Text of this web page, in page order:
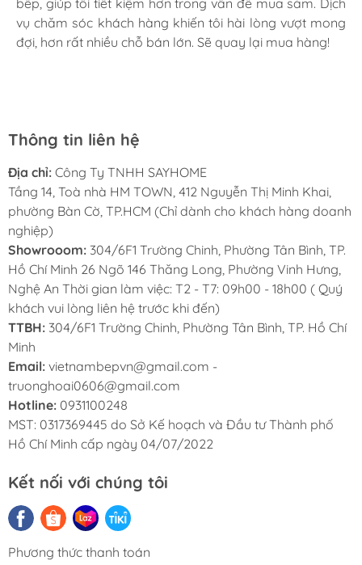
MUA MÁY HÚT MÙI CHÍNH HÃNG Ở ĐÂU?
Mua máy hút mùi chính hãng ở đâu luôn là câu
hỏi mà người tiêu dùng thắc mắc khi có ý định
mua một chiếc máy hút mùi chất lượng chính
hãngKocher. Hiện naySAYHOME- đại
diện phân phối Kocheruy tín với đội ngũ nhân
viên chuyên nghiệp, am hiểu về sản phẩm, đội ngũ
kỹ thuật lành nghề, có thể giải đáp mọi thắc mắc
cùng dịch vụ lắp đặt hậu mãi ân cần!
HOTLINE TƯ VẤN 24/7:
Mình rất mê cách nhân viên tư vấn, chăm sóc khách tận
tình, chu đáo tại Sayhome. Mình đã mua 2 máy rửa bát
cho mình và bố mẹ chồng,chất lượng ổn định. Ở đây có
bếp, giúp tôi tiết kiệm hơn trong vấn đề mua sắm. Dịch
vụ chăm sóc khách hàng khiến tôi hài lòng vượt mong
đợi, hơn rất nhiều chỗ bán lớn. Sẽ quay lại mua hàng!
Thông tin liên hệ
Địa chỉ: Công Ty TNHH SAYHOME
Tầng 14, Toà nhà HM TOWN, 412 Nguyễn Thị Minh Khai,
phường Bàn Cờ, TP.HCM (Chỉ dành cho khách hàng doanh
nghiệp)
Showrooom: 304/6F1 Trường Chinh, Phường Tân Bình, TP.
Hồ Chí Minh 26 Ngõ 146 Thăng Long, Phường Vinh Hưng,
Nghệ An Thời gian làm việc: T2 - T7: 09h00 - 18h00 ( Quý
khách vui lòng liên hệ trước khi đến)
TTBH: 304/6F1 Trường Chinh, Phường Tân Bình, TP. Hồ Chí
Minh
Email: vietnambepvn@gmail.com -
truonghoai0606@gmail.com
Hotline: 0931100248
MST: 0317369445 do Sở Kế hoạch và Đầu tư Thành phố
Hồ Chí Minh cấp ngày 04/07/2022
Kết nối với chúng tôi
Phương thức thanh toán